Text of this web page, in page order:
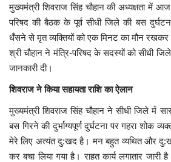
मुख्यमंत्री शिवराज सिंह चौहान की अध्यक्षता में
परिषद की बैठक के पूर्व सीधी जिले की बस
धँसने से मृत व्यक्तियों को एक मिनट का मौन रखकर
श्री चौहान ने मंत्रि-परिषद के सदस्यों को सीधी
जानकारी दी।
शिवराज ने किया सहायता राशि का ऐलान​
मुख्यमंत्री शिवराज सिंह चौहान ने सीधी जिले में
बस गिरने की दुर्भाग्यपूर्ण दुर्घटना पर गहरा शोक
मेरे लिए अत्यंत दु:खद है। मन बहुत व्यथित और
कर बचा लिया गया है। राहत कार्य लगातार